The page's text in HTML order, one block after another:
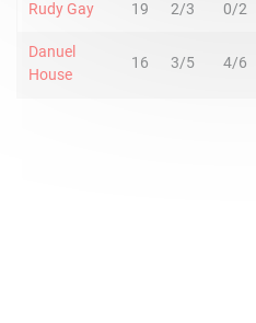
Rudy Gay 19 2/3 0/2
Danuel
House
16 3/5 4/6